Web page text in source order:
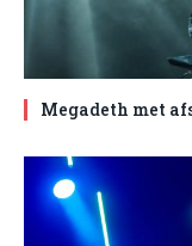
Megadeth met